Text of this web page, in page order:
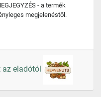
- a termék
megjelenéstől.
eladótól